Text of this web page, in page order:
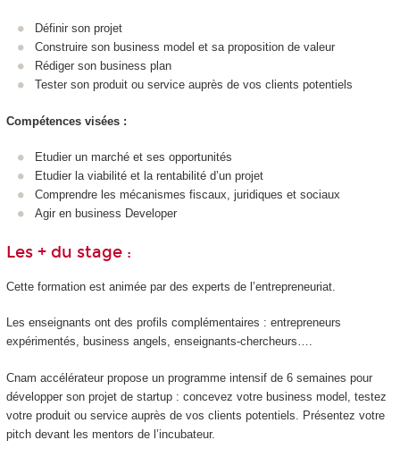
Définir son projet
Construire son business model et sa proposition de valeur
Rédiger son business plan
Tester son produit ou service auprès de vos clients potentiels
Compétences visées :
Etudier un marché et ses opportunités
Etudier la viabilité et la rentabilité d’un projet
Comprendre les mécanismes fiscaux, juridiques et sociaux
Agir en business Developer
Les + du stage :
Cette formation est animée par des experts de l’entrepreneuriat.
Les enseignants ont des profils complémentaires : entrepreneurs
expérimentés, business angels, enseignants-chercheurs….
Cnam accélérateur propose un programme intensif de 6 semaines pour
développer son projet de startup : concevez votre business model, testez
votre produit ou service auprès de vos clients potentiels. Présentez votre
pitch devant les mentors de l’incubateur.